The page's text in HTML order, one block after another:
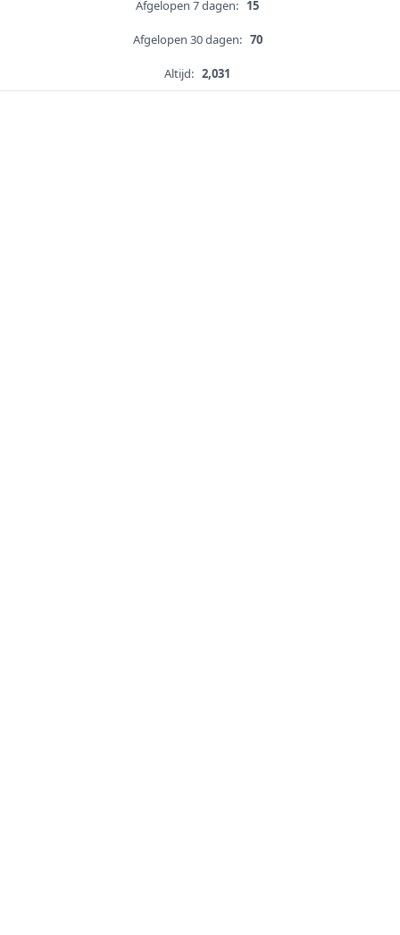
Afgelopen 7 dagen: 15
Afgelopen 30 dagen: 70
Altijd: 2,031